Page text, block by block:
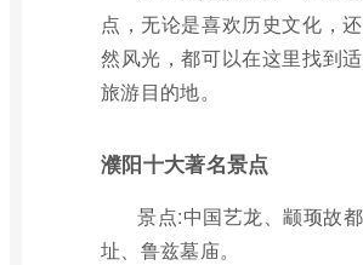
点，无论是喜欢历史文化，
然风光，都可以在这里找到
旅游目的地。
濮阳十大著名景点
景点:中国艺龙、颛顼故
址、鲁兹墓庙。